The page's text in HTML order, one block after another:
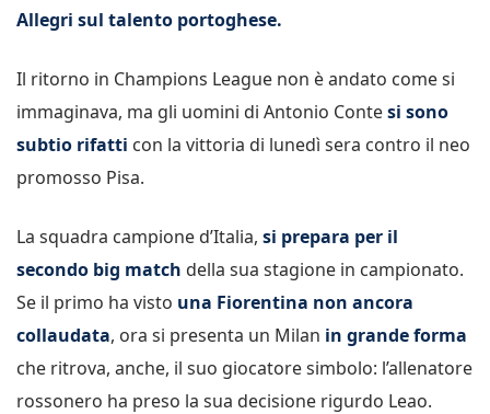
Allegri sul talento portoghese.
Il ritorno in Champions League non è andato come si
immaginava, ma gli uomini di Antonio Contesi sono
subtio rifatti con la vittoria di lunedì sera contro il neo
promosso Pisa.
La squadra campione d’Italia, si prepara per il
secondo big match della sua stagione in campionato.
Se il primo ha visto una Fiorentina non ancora
collaudata, ora si presenta un Milan in grande forma
che ritrova, anche, il suo giocatore simbolo: l’allenatore
rossonero ha preso la sua decisione rigurdo Leao.